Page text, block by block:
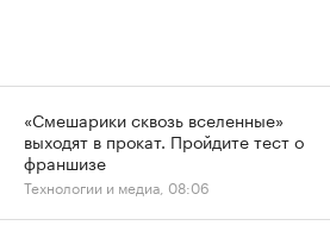
«Смешарики сквозь вселенные»
выходят в прокат. Пройдите тест о
франшизе
Технологии и медиа, 08:06